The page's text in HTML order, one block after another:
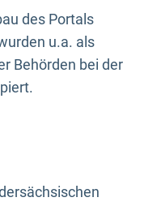
des Portals
u.a. als
Behörden bei der